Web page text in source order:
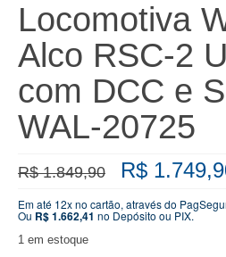
Locomotiva
Alco RSC-2
com DCC e
WAL-20725
R$1.849,90 O
preço
original
era:
R$
Em até 12x no cartão, através do
Ou R$1.662,41 no Depósito ou PIX.
1 em estoque